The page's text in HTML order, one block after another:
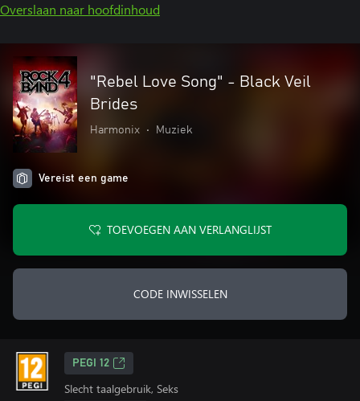
Overslaan naar hoofdinhoud
"Rebel Love Song" - Black Veil
Brides
Harmonix • Muziek
Vereist een game
TOEVOEGEN AAN VERLANGLIJST
CODE INWISSELEN
PEGI 12
Slecht taalgebruik, Seks